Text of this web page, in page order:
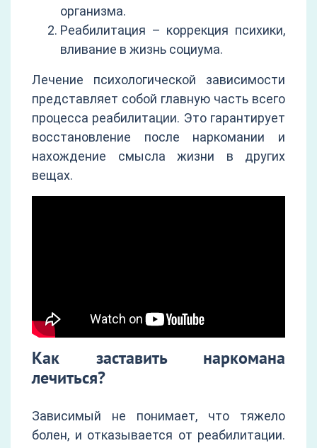
организма.
Реабилитация – коррекция психики,
вливание в жизнь социума.
Лечение психологической зависимости
представляет собой главную часть всего
процесса реабилитации. Это гарантирует
восстановление после наркомании и
нахождение смысла жизни в других
вещах.
Как заставить наркомана
лечиться?
Зависимый не понимает, что тяжело
болен, и отказывается от реабилитации.